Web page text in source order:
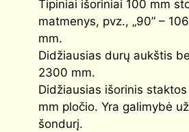
Tipiniai išoriniai 100 mm
matmenys, pvz., „90” –
mm.
Didžiausias durų aukštis
2300 mm.
Didžiausias išorinis
mm pločio. Yra galimybė
šondurį.